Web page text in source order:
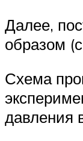
Далее,
образом
Схема
давления